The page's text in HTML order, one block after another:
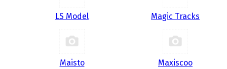
LS Model Magic Tracks
Maisto Maxiscoo